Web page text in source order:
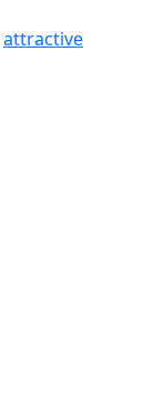
attractive